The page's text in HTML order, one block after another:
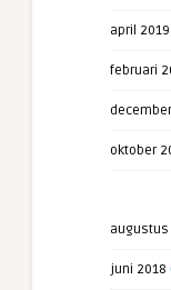
april 2019
februari
oktober
augustus
juni 2018